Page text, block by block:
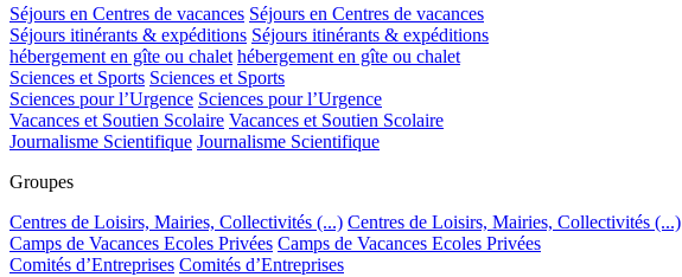
Séjours en Centres de vacances Séjours en Centres de vacances
Séjours itinérants & expéditions Séjours itinérants & expéditions
hébergement en gîte ou chalet hébergement en gîte ou chalet
Sciences et Sports Sciences et Sports
Sciences pour l’Urgence Sciences pour l’Urgence
Vacances et Soutien Scolaire Vacances et Soutien Scolaire
Journalisme Scientifique Journalisme Scientifique
Groupes
Centres de Loisirs, Mairies, Collectivités (...) Centres de Loisirs, Mairies, Collectivités (...)
Camps de Vacances Ecoles Privées Camps de Vacances Ecoles Privées
Comités d’Entreprises Comités d’Entreprises